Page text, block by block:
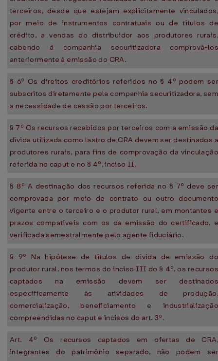
terceiros, desde que estejam explicitamente vinculados,
por meio de instrumentos contratuais ou de títulos de
crédito, a vendas do distribuidor aos produtores rurais,
cabendo à companhia securitizadora comprová-los
anteriormente à emissão do CRA.
§ 6º Os direitos creditórios referidos no § 4º podem ser
subscritos diretamente pela companhia securitizadora, sem
a necessidade de cessão por terceiros.
§ 7º Os recursos recebidos por terceiros com a emissão da
dívida utilizada como lastro de CRA devem ser destinados a
produtores rurais, para fins de comprovação da vinculação
referida no caput e no § 4º, inciso II.
§ 8º A destinação dos recursos referida no § 7º deve ser
comprovada por meio de contrato ou outro documento
vigente entre o terceiro e o produtor rural, em montantes e
prazos compatíveis com os da emissão do certificado, e
verificada semestralmente pelo agente fiduciário.
§ 9º Na hipótese de títulos de dívida de emissão do
produtor rural, nos termos do inciso III do § 4º, os recursos
captados na emissão devem ser destinados
especificamente às atividades de produção,
comercialização, beneficiamento e industrialização
compreendidas no caput e incisos do art. 3º.
Art. 4º Os recursos captados em ofertas de CRA,
integrantes do patrimônio separado, não podem ser